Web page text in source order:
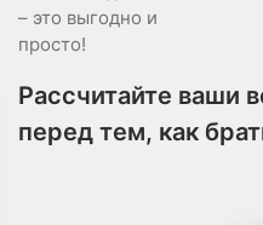
– это выгодно и
просто!
Рассчитайте ваши
перед тем, как